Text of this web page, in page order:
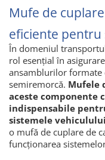
Becuri Led Auto
Becuri Xenon Auto
Seturi de Becuri Auto
Faruri Camioane,
Tractoare
Lampi de ceata
Lampi Gabarit LED
Lampi gabarit auto si
Lampi gabarit cu brat
Mufe de
eficiente
În domeniul
rol esențial în
ansamblurilor formate
semiremorcă. Mufele
aceste componente
indispensabile
sistemele
o mufă de cuplare de
funcționarea